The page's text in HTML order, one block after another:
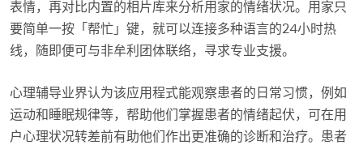
表情，再对比内置的相片库来分析用家的情绪状况。用家只
要简单一按「帮忙」键，就可以连接多种语言的24小时热
线，随即便可与非牟利团体联络，寻求专业支援。
心理辅导业界认为该应用程式能观察患者的日常习惯，例如
运动和睡眠规律等，帮助他们掌握患者的情绪起伏，可在用
户心理状况转差前有助他们作出更准确的诊断和治疗。患者